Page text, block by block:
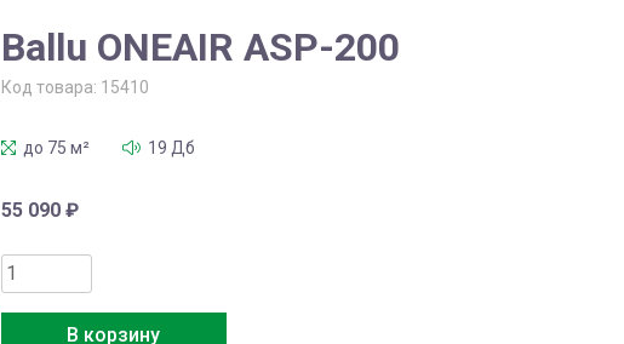
Ballu ONEAIR ASP-200
Код товара: 15410
до 75 м² 19 Дб
55 090 ₽
Количество
товара
В корзину